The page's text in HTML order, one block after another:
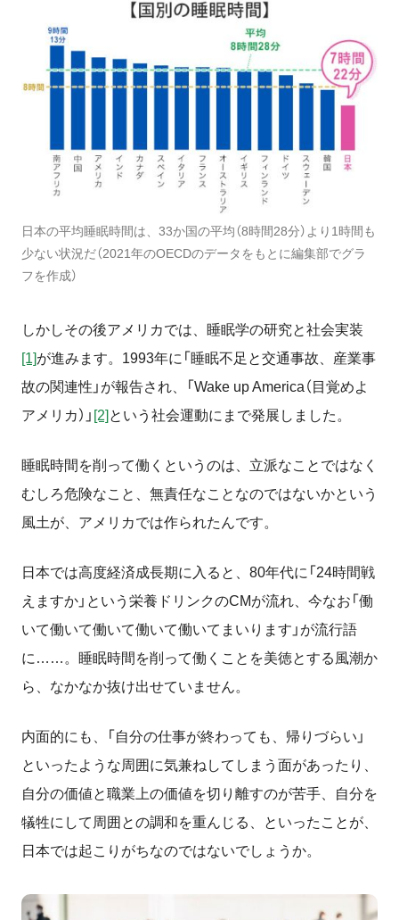
日本の平均睡眠時間は、33か国の平均（8時間28分）より1時間も
少ない状況だ（2021年のOECDのデータをもとに編集部でグラ
フを作成）
しかしその後アメリカでは、睡眠学の研究と社会実装
[1]が進みます。 1993年に「睡眠不足と交通事故、産業事
故の関連性」が報告され、「 Wake up America （目覚めよ
アメリカ）」 [2] という社会運動にまで発展しました。
睡眠時間を削って働くというのは、立派なことではなく
むしろ危険なこと、無責任なことなのではないかという
風土が、アメリカでは作られたんです。
日本では高度経済成長期に入ると、 80年代に「 24時間戦
えますか」という栄養ドリンクのCMが流れ、今なお「働
いて働いて働いて働いて働いてまいります」が流行語
に……。睡眠時間を削って働くことを美徳とする風潮か
ら、なかなか抜け出せていません。
内面的にも、「自分の仕事が終わっても、帰りづらい」
といったような周囲に気兼ねしてしまう面があったり、
自分の価値と職業上の価値を切り離すのが苦手、自分を
犠牲にして周囲との調和を重んじる、といったことが、
日本では起こりがちなのではないでしょうか。